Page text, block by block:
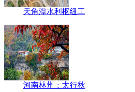
天角潭水利枢纽工
河南林州：太行秋